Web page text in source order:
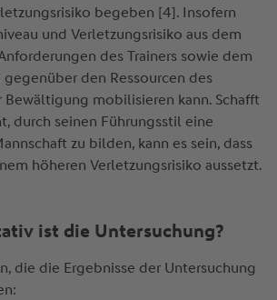
begeben [4]. Insofern
und Verletzungsrisiko aus dem
des Trainers sowie dem
den Ressourcen des
Bewältigung mobilisieren kann. Schafft
durch seinen Führungsstil eine
zu bilden, kann es sein, dass
höheren Verletzungsrisiko aussetzt.
ist die Untersuchung?
die die Ergebnisse der Untersuchung